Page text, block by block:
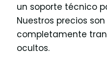
un soporte técnico
Nuestros precios
completamente
ocultos.